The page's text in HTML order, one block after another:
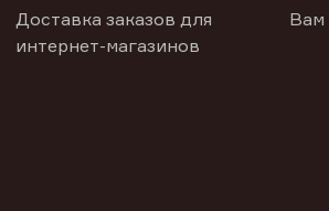
Доставка заказов для
интернет-магазинов
Вам